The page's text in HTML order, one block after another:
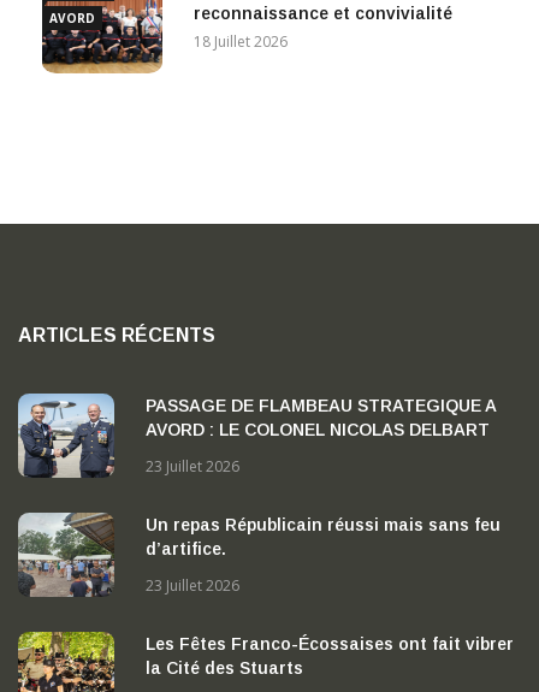
AVORD
reconnaissance et convivialité
18 Juillet 2026
ARTICLES RÉCENTS
PASSAGE DE FLAMBEAU STRATEGIQUE A
AVORD : LE COLONEL NICOLAS DELBART
GEORGES MADON »
23 Juillet 2026
Un repas Républicain réussi mais sans feu
d’artifice.
23 Juillet 2026
Les Fêtes Franco-Écossaises ont fait vibrer
la Cité des Stuarts